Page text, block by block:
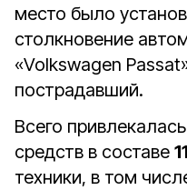
место было
столкновение
«Volkswagen
пострадавший.
Всего
средств в составе 11
техники, в том